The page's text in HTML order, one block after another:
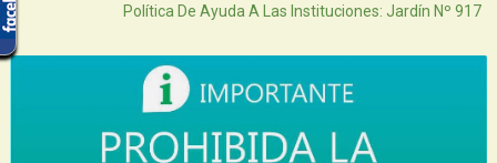
Política De Ayuda A Las Instituciones: Jardín Nº 917